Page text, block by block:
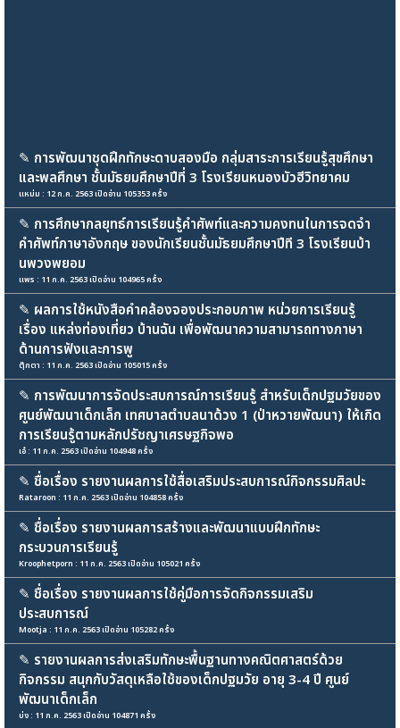
✎ การพัฒนาชุดฝึกทักษะดาบสองมือ กลุ่มสาระการเรียนรู้สุขศึกษา
และพลศึกษา ชั้นมัธยมศึกษาปีที่ 3 โรงเรียนหนองบัวฮีวิทยาคม
แหม่ม : 12 ก.ค. 2563 เปิดอ่าน 105353 ครั้ง
✎ การศึกษากลยุทธ์การเรียนรู้คำศัพท์และความคงทนในการจดจำ
คำศัพท์ภาษาอังกฤษ ของนักเรียนชั้นมัธยมศึกษาปีที 3 โรงเรียนบ้า
นพวงพยอม
แพร : 11 ก.ค. 2563 เปิดอ่าน 104965 ครั้ง
✎ ผลการใช้หนังสือคำคล้องจองประกอบภาพ หน่วยการเรียนรู้
เรื่อง แหล่งท่องเที่ยว บ้านฉัน เพื่อพัฒนาความสามารถทางภาษา
ด้านการฟังและการพู
ตุ๊กตา : 11 ก.ค. 2563 เปิดอ่าน 105015 ครั้ง
✎ การพัฒนาการจัดประสบการณ์การเรียนรู้ สำหรับเด็กปฐมวัยของ
ศูนย์พัฒนาเด็กเล็ก เทศบาลตำบลนาด้วง 1 (ป่าหวายพัฒนา) ให้เกิด
การเรียนรู้ตามหลักปรัชญาเศรษฐกิจพอ
เอ๋ : 11 ก.ค. 2563 เปิดอ่าน 104948 ครั้ง
✎ ชื่อเรื่อง รายงานผลการใช้สื่อเสริมประสบการณ์กิจกรรมศิลปะ
Rataroon : 11 ก.ค. 2563 เปิดอ่าน 104858 ครั้ง
✎ ชื่อเรื่อง รายงานผลการสร้างและพัฒนาแบบฝึกทักษะ
กระบวนการเรียนรู้
Kroophetporn : 11 ก.ค. 2563 เปิดอ่าน 105021 ครั้ง
✎ ชื่อเรื่อง รายงานผลการใช้คู่มือการจัดกิจกรรมเสริม
ประสบการณ์
Mootja : 11 ก.ค. 2563 เปิดอ่าน 105282 ครั้ง
✎ รายงานผลการส่งเสริมทักษะพื้นฐานทางคณิตศาสตร์ด้วย
กิจกรรม สนุกกับวัสดุเหลือใช้ของเด็กปฐมวัย อายุ 3-4 ปี ศูนย์
พัฒนาเด็กเล็ก
บ่ง : 11 ก.ค. 2563 เปิดอ่าน 104871 ครั้ง